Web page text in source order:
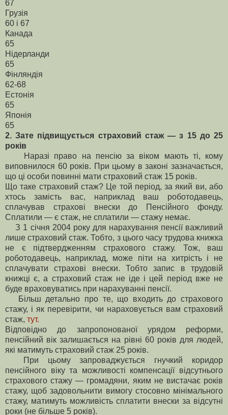
67
Грузія
60 і 67
Канада
65
Нідерланди
65
Фінляндія
62-68
Естонія
65
Японія
65
2. Зате підвищується страховий стаж — з 15 до 25
років
Наразі право на пенсію за віком мають ті, кому
виповнилося 60 років. При цьому в законі зазначається,
що ці особи повинні мати страховий стаж 15 років.
Що таке страховий стаж? Це той період, за який ви, або
хтось замість вас, наприклад ваш роботодавець,
сплачував страхові внески до Пенсійного фонду.
Сплатили — є стаж, не сплатили — стажу немає.
З 1 січня 2004 року для нарахування пенсії важливий
лише страховий стаж. Тобто, з цього часу трудова книжка
не є підтвердженням страхового стажу. Тож, ваш
роботодавець, наприклад, може піти на хитрість і не
сплачувати страхові внески. Тобто запис в трудовій
книжці є, а страховий стаж не іде і цей період вже не
буде враховуватись при нарахуванні пенсії.
Більш детально про те, що входить до страхового
стажу, і як перевірити, чи нараховується вам страховий
стаж, тут.
Відповідно до запропонованої урядом реформи,
пенсійний вік залишається на рівні 60 років для людей,
які матимуть страховий стаж 25 років.
При цьому запроваджується гнучкий коридор
пенсійного віку та можливості компенсації відсутнього
страхового стажу — громадяни, яким не вистачає років
стажу, щоб задовольнити вимогу стосовно мінімального
стажу, матимуть можливість сплатити внески за відсутні
роки (не більше 5 років).